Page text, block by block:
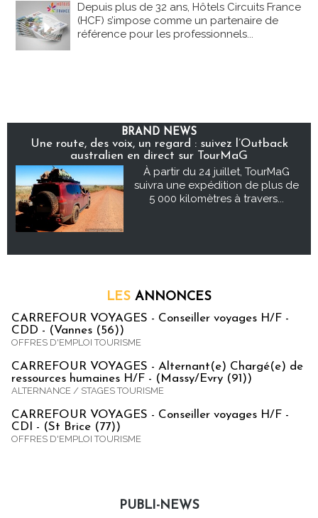
Depuis plus de 32 ans, Hôtels Circuits France
(HCF) s’impose comme un partenaire de
référence pour les professionnels...
BRAND NEWS
Une route, des voix, un regard : suivez l’Outback
australien en direct sur TourMaG
À partir du 24 juillet, TourMaG
suivra une expédition de plus de
5 000 kilomètres à travers...
LES ANNONCES
CARREFOUR VOYAGES - Conseiller voyages H/F -
CDD - (Vannes (56))
OFFRES D'EMPLOI TOURISME
CARREFOUR VOYAGES - Alternant(e) Chargé(e) de
ressources humaines H/F - (Massy/Evry (91))
ALTERNANCE / STAGES TOURISME
CARREFOUR VOYAGES - Conseiller voyages H/F -
CDI - (St Brice (77))
OFFRES D'EMPLOI TOURISME
PUBLI-NEWS